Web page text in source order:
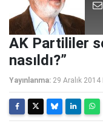
AK Partililer
nasıldı?”
Yayınlanma: 29 Aralık